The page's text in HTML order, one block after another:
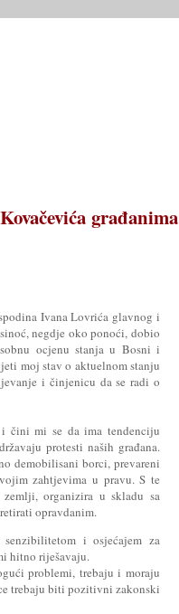
građanima
Ivana Lovrića glavnog i
negdje oko ponoći, dobio
ocjenu stanja u Bosni i
moj stav o aktuelnom stanju
i činjenicu da se radi o
čini mi se da ima tendenciju
protesti naših građana.
demobilisani borci, prevareni
zahtjevima u pravu. S te
organizira u skladu sa
opravdanim.
i osjećajem za
hitno riješavaju.
problemi, trebaju i moraju
trebaju biti pozitivni zakonski